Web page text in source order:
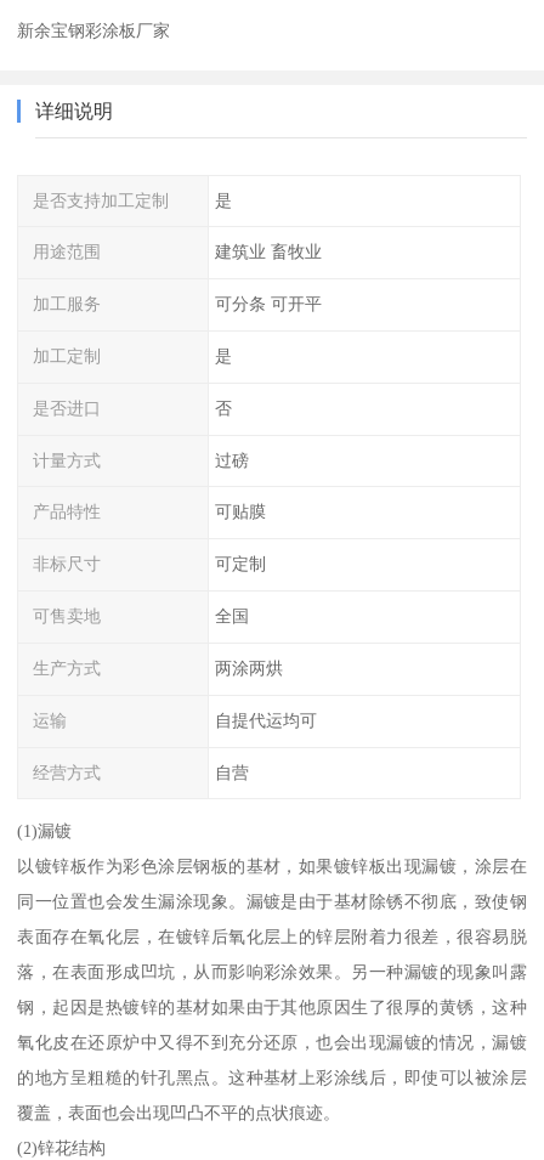
新余宝钢彩涂板厂家
详细说明
是否支持加工定制 是
用途范围 建筑业 畜牧业
加工服务 可分条 可开平
加工定制 是
是否进口 否
计量方式 过磅
产品特性 可贴膜
非标尺寸 可定制
可售卖地 全国
生产方式 两涂两烘
运输 自提代运均可
经营方式 自营
(1)漏镀
以镀锌板作为彩色涂层钢板的基材，如果镀锌板出现漏镀，涂层在
同一位置也会发生漏涂现象。漏镀是由于基材除锈不彻底，致使钢
表面存在氧化层，在镀锌后氧化层上的锌层附着力很差，很容易脱
落，在表面形成凹坑，从而影响彩涂效果。另一种漏镀的现象叫露
钢，起因是热镀锌的基材如果由于其他原因生了很厚的黄锈，这种
氧化皮在还原炉中又得不到充分还原，也会出现漏镀的情况，漏镀
的地方呈粗糙的针孔黑点。这种基材上彩涂线后，即使可以被涂层
覆盖，表面也会出现凹凸不平的点状痕迹。
(2)锌花结构